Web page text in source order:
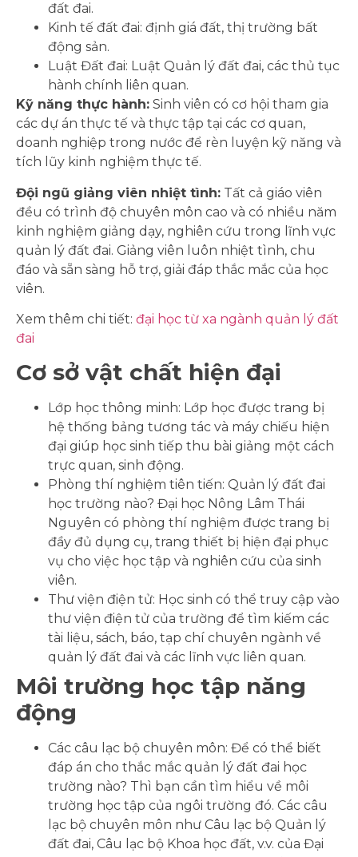
đất đai.
Kinh tế đất đai: định giá đất, thị trường bất
động sản.
Luật Đất đai: Luật Quản lý đất đai, các thủ tục
hành chính liên quan.
Kỹ năng thực hành: Sinh viên có cơ hội tham gia
các dự án thực tế và thực tập tại các cơ quan,
doanh nghiệp trong nước để rèn luyện kỹ năng và
tích lũy kinh nghiệm thực tế.
Đội ngũ giảng viên nhiệt tình: Tất cả giáo viên
đều có trình độ chuyên môn cao và có nhiều năm
kinh nghiệm giảng dạy, nghiên cứu trong lĩnh vực
quản lý đất đai. Giảng viên luôn nhiệt tình, chu
đáo và sẵn sàng hỗ trợ, giải đáp thắc mắc của học
viên.
Xem thêm chi tiết: đại học từ xa ngành quản lý đất
đai
Cơ sở vật chất hiện đại
Lớp học thông minh: Lớp học được trang bị
hệ thống bảng tương tác và máy chiếu hiện
đại giúp học sinh tiếp thu bài giảng một cách
trực quan, sinh động.
Phòng thí nghiệm tiên tiến: Quản lý đất đai
học trường nào? Đại học Nông Lâm Thái
Nguyên có phòng thí nghiệm được trang bị
đầy đủ dụng cụ, trang thiết bị hiện đại phục
vụ cho việc học tập và nghiên cứu của sinh
viên.
Thư viện điện tử: Học sinh có thể truy cập vào
thư viện điện tử của trường để tìm kiếm các
tài liệu, sách, báo, tạp chí chuyên ngành về
quản lý đất đai và các lĩnh vực liên quan.
Môi trường học tập năng
động
Các câu lạc bộ chuyên môn: Để có thể biết
đáp án cho thắc mắc quản lý đất đai học
trường nào? Thì bạn cần tìm hiểu về môi
trường học tập của ngôi trường đó. Các câu
lạc bộ chuyên môn như Câu lạc bộ Quản lý
đất đai, Câu lạc bộ Khoa học đất, v.v. của Đại